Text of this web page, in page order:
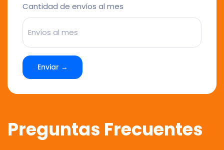
Cantidad de envíos al mes
Enviar →
Preguntas Frecuentes